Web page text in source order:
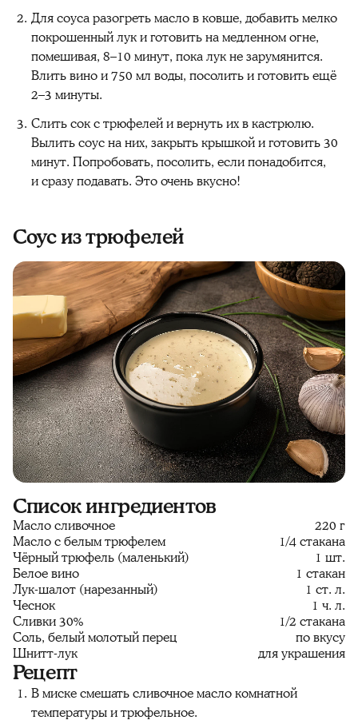
Для соуса разогреть масло в ковше, добавить мелко
покрошенный лук и готовить на медленном огне,
помешивая, 8–10 минут, пока лук не зарумянится.
Влить вино и 750 мл воды, посолить и готовить ещё
2–3 минуты.
Слить сок с трюфелей и вернуть их в кастрюлю.
Вылить соус на них, закрыть крышкой и готовить 30
минут. Попробовать, посолить, если понадобится,
и сразу подавать. Это очень вкусно!
Соус из трюфелей
Список ингредиентов
Масло сливочное
220 г
Масло с белым трюфелем
1/4 стакана
Чёрный трюфель (маленький)
1 шт.
Белое вино
1 стакан
Лук-шалот (нарезанный)
1 ст. л.
Чеснок
1 ч. л.
Сливки 30%
1/2 стакана
Соль, белый молотый перец
по вкусу
Шнитт-лук
для украшения
Рецепт
В миске смешать сливочное масло комнатной
температуры и трюфельное.